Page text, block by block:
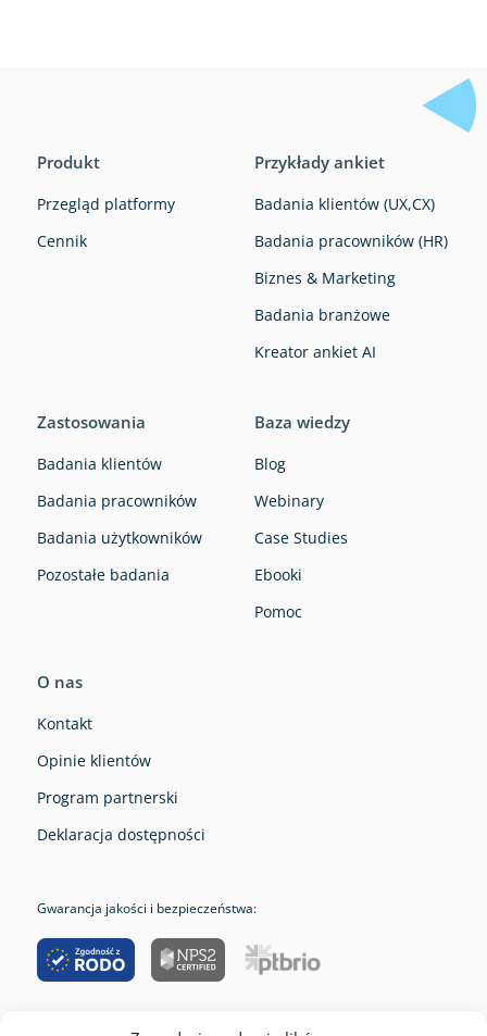
Produkt
Przegląd platformy
Cennik
Przykłady ankiet
Badania klientów (UX,CX)
Badania pracowników (HR)
Biznes & Marketing
Badania branżowe
Kreator ankiet AI
Zastosowania
Badania klientów
Badania pracowników
Badania użytkowników
Pozostałe badania
Baza wiedzy
Blog
Webinary
Case Studies
Ebooki
Pomoc
O nas
Kontakt
Opinie klientów
Program partnerski
Deklaracja dostępności
Gwarancja jakości i bezpieczeństwa: